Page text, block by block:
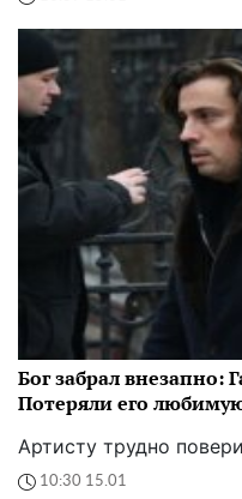
Бог забрал внезапно:
Потеряли его
Артисту трудно
10:30 15.01